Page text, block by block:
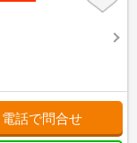
電話で問合せ